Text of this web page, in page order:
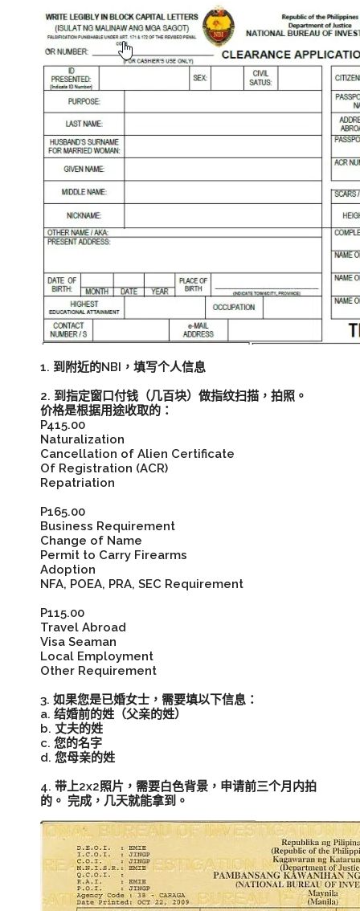
1. 到附近的NBI，填写个人信息
2. 到指定窗口付钱（几百块）做指纹扫描，拍照。
价格是根据用途收取的：
P415.00
Naturalization
Cancellation of Alien Certificate
Of Registration (ACR)
Repatriation
P165.00
Business Requirement
Change of Name
Permit to Carry Firearms
Adoption
NFA, POEA, PRA, SEC Requirement
P115.00
Travel Abroad
Visa Seaman
Local Employment
Other Requirement
3. 如果您是已婚女士，需要填以下信息：
a. 结婚前的姓（父亲的姓）
b. 丈夫的姓
c. 您的名字
d. 您母亲的姓
4. 带上2x2照片，需要白色背景，申请前三个月内拍
的。 完成，几天就能拿到。